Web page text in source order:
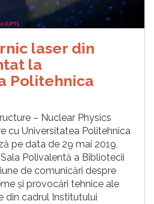
laser din
la
Politehnica
– Nuclear Physics
cu Universitatea Politehnica
pe data de 29 mai 2019,
Sala Polivalentă a Bibliotecii
de comunicări despre
și provocări tehnice ale
din cadrul Institutului